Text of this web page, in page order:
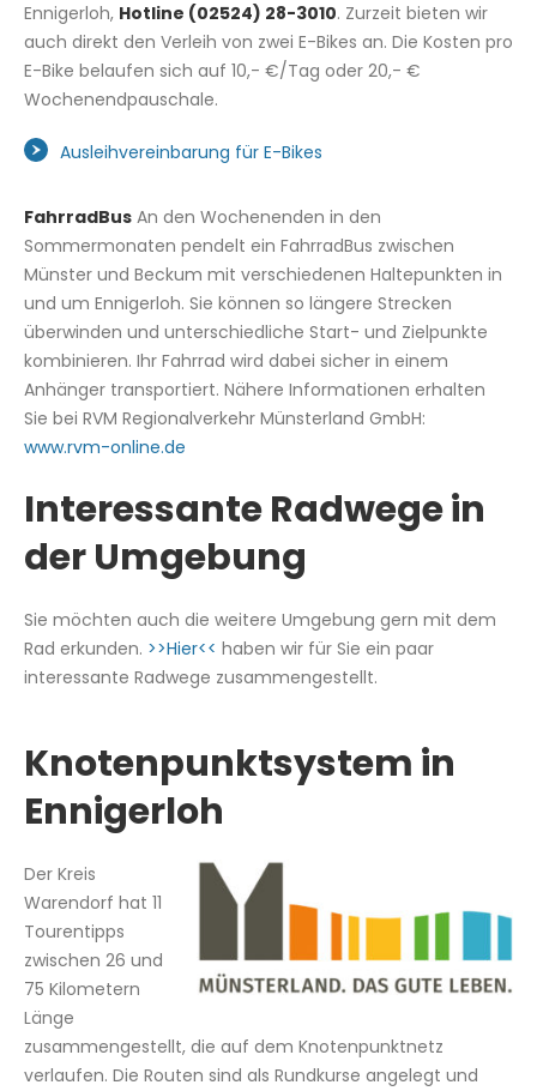
Ennigerloh, Hotline (02524) 28-3010. Zurzeit bieten wir
auch direkt den Verleih von zwei E-Bikes an. Die Kosten pro
E-Bike belaufen sich auf 10,- €/Tag oder 20,- €
Wochenendpauschale.
Ausleihvereinbarung für E-Bikes
FahrradBus An den Wochenenden in den
Sommermonaten pendelt ein FahrradBus zwischen
Münster und Beckum mit verschiedenen Haltepunkten in
und um Ennigerloh. Sie können so längere Strecken
überwinden und unterschiedliche Start- und Zielpunkte
kombinieren. Ihr Fahrrad wird dabei sicher in einem
Anhänger transportiert. Nähere Informationen erhalten
Sie bei RVM Regionalverkehr Münsterland GmbH:
www.rvm-online.de
Interessante Radwege in
der Umgebung
Sie möchten auch die weitere Umgebung gern mit dem
Rad erkunden. >>Hier<< haben wir für Sie ein paar
interessante Radwege zusammengestellt.
Knotenpunktsystem in
Ennigerloh
Der Kreis
Warendorf hat 11
Tourentipps
zwischen 26 und
75 Kilometern
Länge
zusammengestellt, die auf dem Knotenpunktnetz
verlaufen. Die Routen sind als Rundkurse angelegt und